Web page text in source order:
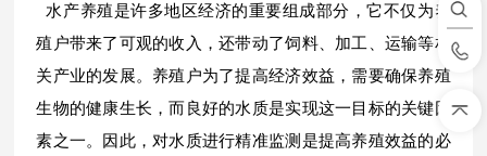
水产养殖是许多地区经济的重要组成部分，它不仅为养
殖户带来了可观的收入，还带动了饲料、加工、运输等相
关产业的发展。养殖户为了提高经济效益，需要确保养殖
生物的健康生长，而良好的水质是实现这一目标的关键因
素之一。因此，对水质进行精准监测是提高养殖效益的必